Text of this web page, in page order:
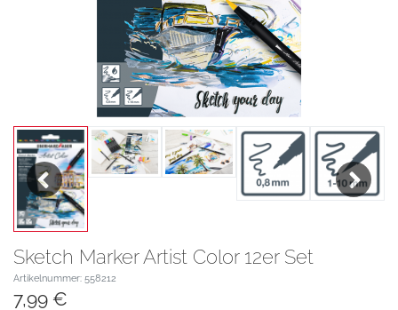
Previous
Sketch Marker Artist Color 12er Set
Artikelnummer: 558212
7,99 €